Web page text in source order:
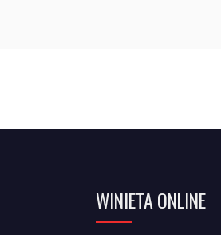
WINIETA ONLINE